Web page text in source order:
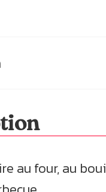
au four, au